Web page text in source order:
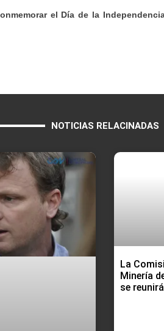
el Día de la
NOTICIAS RELACINADAS
La
Minería
se